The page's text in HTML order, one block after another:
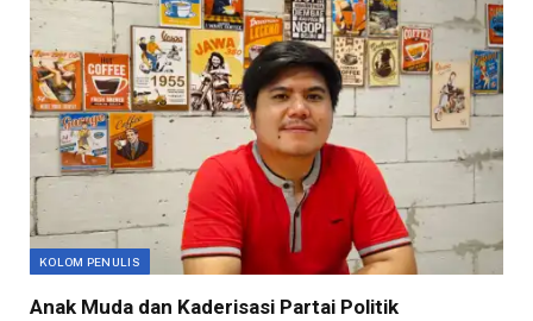
KOLOM PENULIS
Anak Muda dan Kaderisasi Partai Politik